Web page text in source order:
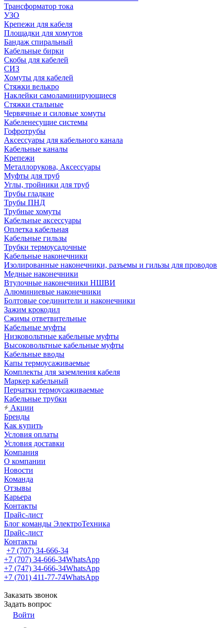
Трансформатор тока
УЗО
Крепежи для кабеля
Площадки для хомутов
Бандаж спиральный
Кабельные бирки
Cкобы для кабелей
СИЗ
Хомуты для кабелей
Стяжки велькро
Наклейки самоламинирующиеся
Стяжки стальные
Червячные и силовые хомуты
Кабеленесущие системы
Гофротрубы
Аксессуары для кабельного канала
Кабельные каналы
Крепежи
Металлорукова, Аксессуары
Муфты для труб
Углы, тройники для труб
Трубы гладкие
Трубы ПНД
Трубные хомуты
Кабельные аксессуары
Оплетка кабельная
Кабельные гильзы
Трубки термоусадочные
Кабельные наконечники
Изолированные наконечники, разъемы и гильзы для проводов
Медные наконечники
Втулочные наконечники НШВИ
Алюминиевые наконечники
Болтовые соединители и наконечники
Зажим крокодил
Сжимы ответвительные
Кабельные муфты
Низковольтные кабельные муфты
Высоковольтные кабельные муфты
Кабельные вводы
Капы термоусаживаемые
Комплекты для заземления кабеля
Маркер кабельный
Перчатки термоусаживаемые
Кабельные трубки
Акции
Бренды
Как купить
Условия оплаты
Условия доставки
Компания
О компании
Новости
Команда
Отзывы
Карьера
Контакты
Прайс-лист
Блог команды ЭлектроТехника
Прайс-лист
Контакты
+7 (707) 34-666-34
+7 (707) 34-666-34WhatsApp
+7 (747) 34-666-34WhatsApp
+7 (701) 411-77-74WhatsApp
Заказать звонок
Задать вопрос
Войти